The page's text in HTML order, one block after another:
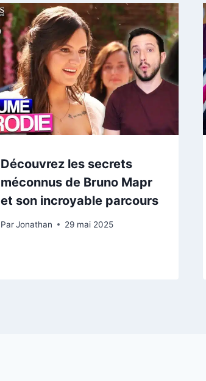
Découvrez les secrets
méconnus de Bruno Mapr
et son incroyable parcours
Par Jonathan 29 mai 2025